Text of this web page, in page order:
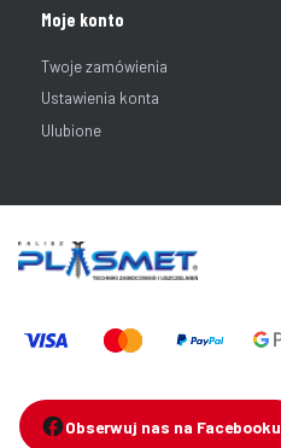
Moje konto
Twoje zamówienia
Ustawienia konta
Ulubione
Obserwuj nas na Facebooku